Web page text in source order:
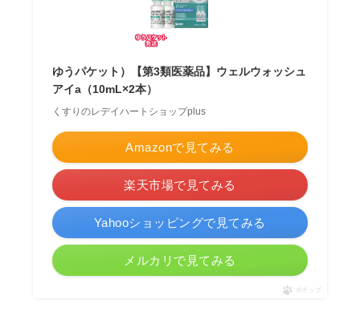
ゆうパケット）【第3類医薬品】ウェルウォッシュ
アイa（10mL×2本）
くすりのレデイハートショップplus
Amazonで見てみる
楽天市場で見てみる
Yahooショッピングで見てみる
メルカリで見てみる
ポチップ